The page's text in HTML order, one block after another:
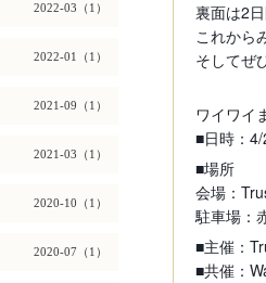
2022-03（1）
2022-01（1）
2021-09（1）
2021-03（1）
2020-10（1）
2020-07（1）
裏面は2
これから
そしてぜ
ワイワイ
■日時：
■場所
会場：
駐車場：
■主催：
■共催：